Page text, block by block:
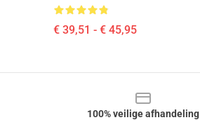
€ 39,51 - € 45,95
100% veilige afhandeling